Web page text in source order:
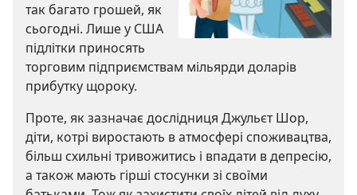
так багато грошей, як
сьогодні. Лише у США
підлітки приносять
торговим підприємствам мільярди доларів
прибутку щороку.
Проте, як зазначає дослідниця Джульєт Шор,
діти, котрі виростають в атмосфері споживацтва,
більш схильні тривожитись і впадати в депресію,
а також мають гірші стосунки зі своїми